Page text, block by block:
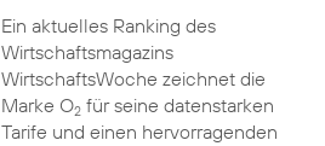
Ein aktuelles Ranking des
Wirtschaftsmagazins
WirtschaftsWoche zeichnet die
Marke O2für seine datenstarken
Tarife und einen hervorragenden